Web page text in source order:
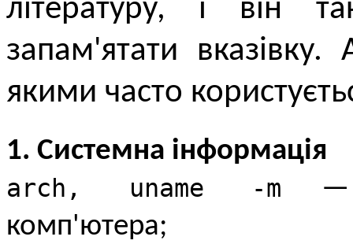
літературу, і він
запам'ятати
якими часто
1. Системна інформація
arch, uname -m —
комп'ютера;